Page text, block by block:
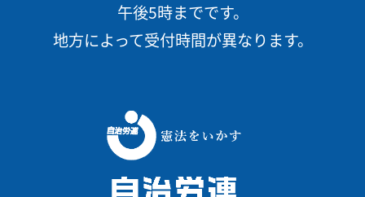
午後5時までです。
地方によって受付時間が異なります。